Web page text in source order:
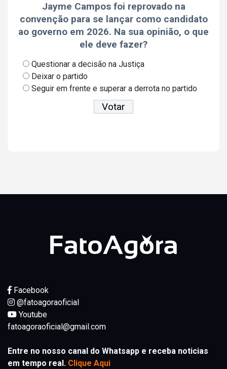
Jayme Campos foi reprovado na
convenção para se lançar como candidato
ao governo em 2026. Na sua opinião, o que
ele deve fazer?
Questionar a decisão na Justiça
Deixar o partido
Seguir em frente e superar a derrota no partido
Facebook
@fatoagoraoficial
Youtube
fatoagoraoficial@gmail.com
Entre no nosso canal do Whatsapp e receba noticias
em tempo real. Clique Aqui